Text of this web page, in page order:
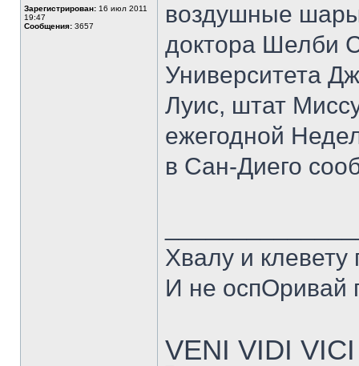
Зарегистрирован: 16 июл 2011
19:47
Сообщения: 3657
воздушные
доктора Шелби
Университета
Луис, штат
ежегодной
в Сан-Диего
Хвалу и
И не оспОривай
VENI VIDI VICI